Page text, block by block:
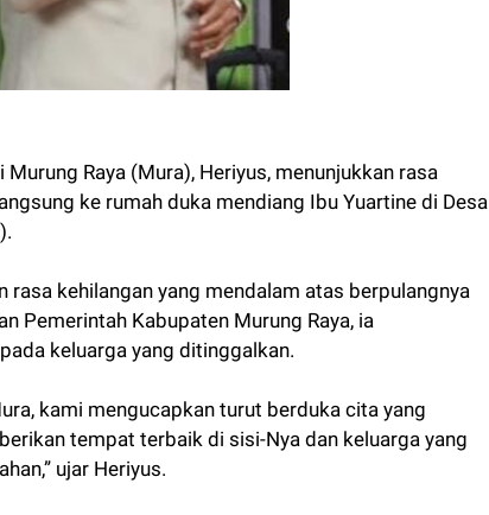
Raya (Mura), Heriyus, menunjukkan rasa
ke rumah duka mendiang Ibu Yuartine di Desa
rasa kehilangan yang mendalam atas berpulangnya
Pemerintah Kabupaten Murung Raya, ia
keluarga yang ditinggalkan.
kami mengucapkan turut berduka cita yang
tempat terbaik di sisi-Nya dan keluarga yang
ujar Heriyus.